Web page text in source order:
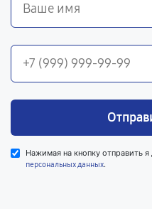
Нажимая на кнопку отправить
персональных данных.